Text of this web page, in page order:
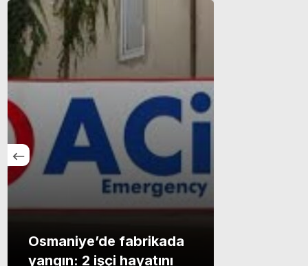
Osmaniye’de fabrikada
yangın: 2 işçi hayatını